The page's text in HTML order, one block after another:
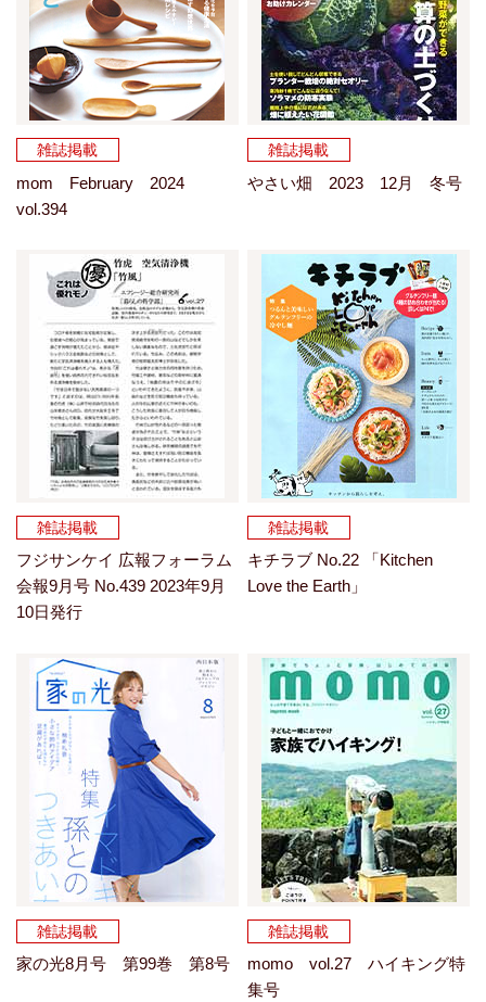
雑誌掲載
mom February 2024
vol.394
雑誌掲載
やさい畑 2023 12月 冬号
雑誌掲載
フジサンケイ 広報フォーラム
会報9月号 No.439 2023年9月
10日発行
雑誌掲載
キチラブ No.22 「Kitchen
Love the Earth」
雑誌掲載
家の光8月号 第99巻 第8号
雑誌掲載
momo vol.27 ハイキング特
集号